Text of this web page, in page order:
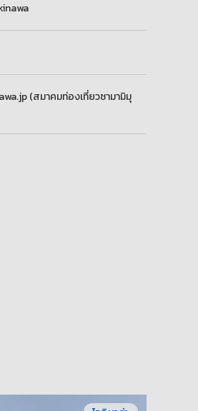
(สมาคมท่องเที่ยวซามามิมุ